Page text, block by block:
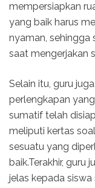
mempersiapkan
yang baik harus
nyaman, sehingga
saat mengerjakan
Selain itu, guru
perlengkapan
sumatif telah
meliputi kertas
sesuatu yang
baik.Terakhir, guru
jelas kepada